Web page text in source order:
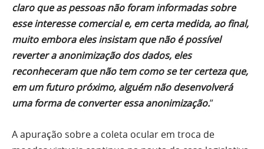
claro que as pessoas não foram informadas sobre
esse interesse comercial e, em certa medida, ao final,
muito embora eles insistam que não é possível
reverter a anonimização dos dados, eles
reconheceram que não tem como se ter certeza que,
em um futuro próximo, alguém não desenvolverá
uma forma de converter essa anonimização.”
A apuração sobre a coleta ocular em troca de